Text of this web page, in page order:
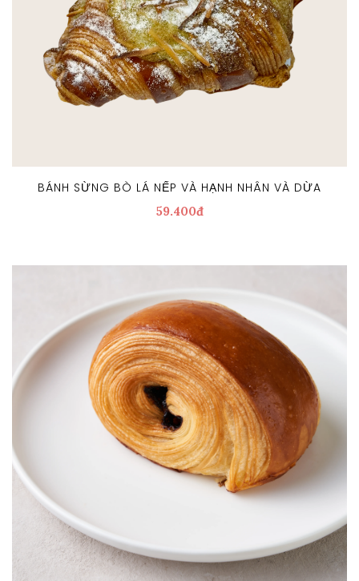
BÁNH SỪNG BÒ LÁ NẾP VÀ HẠNH NHÂN VÀ DỪA
59.400đ